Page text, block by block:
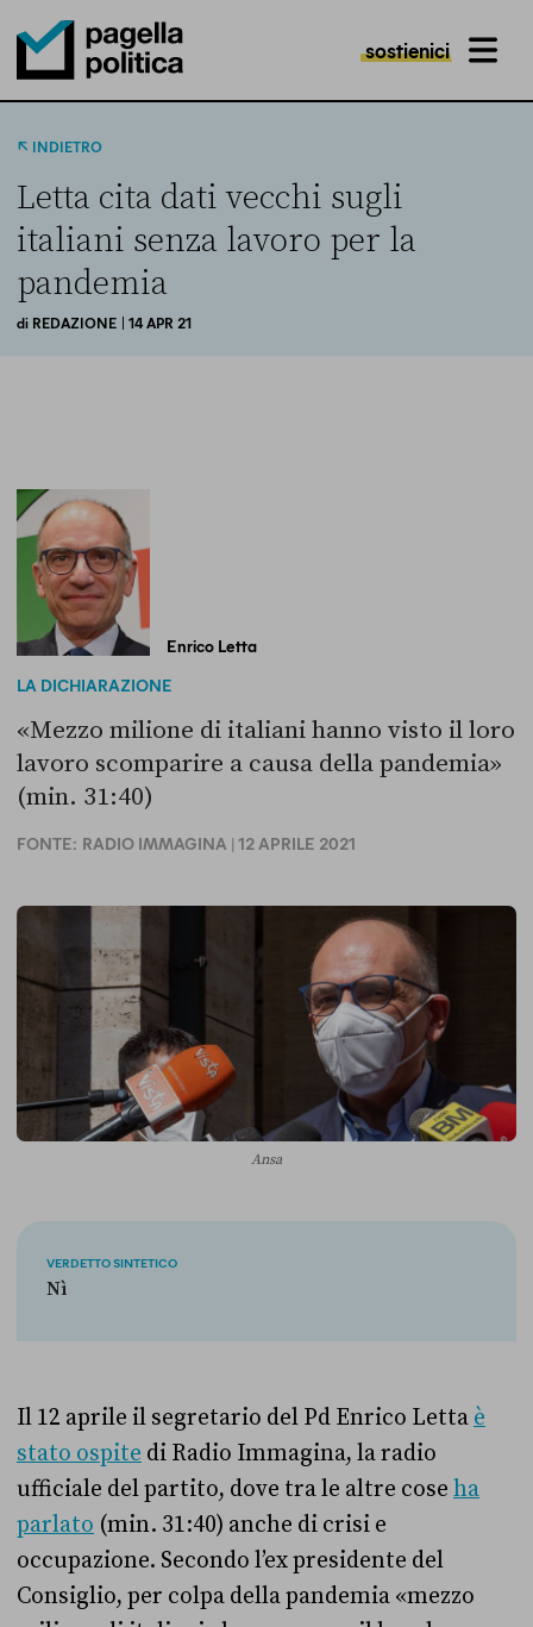
Pagella Politica Logo
sostienici MENU
INDIETRO
Letta cita dati vecchi sugli
italiani senza lavoro per la
pandemia
di REDAZIONE | 14 APR 21
Enrico Letta
LA DICHIARAZIONE
«Mezzo milione di italiani hanno visto il loro
lavoro scomparire a causa della pandemia»
(min. 31:40)
FONTE: RADIO IMMAGINA | 12 APRILE 2021
Ansa
VERDETTO SINTETICO
Nì
Il 12 aprile il segretario del Pd Enrico Letta è
stato ospite di Radio Immagina, la radio
ufficiale del partito, dove tra le altre cose ha
parlato (min. 31:40) anche di crisi e
occupazione. Secondo l’ex presidente del
Consiglio, per colpa della pandemia «mezzo